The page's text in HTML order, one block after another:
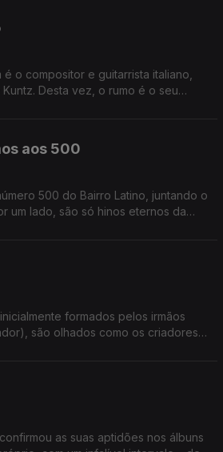
o compositor e guitarrista italiano,
Desta vez, o rumo é o seu
aos 500
500 do Bairro Latino, juntando o
um lado, são só hinos eternos da
formados pelos irmãos
são olhados como os criadores
as suas aptidões nos álbuns